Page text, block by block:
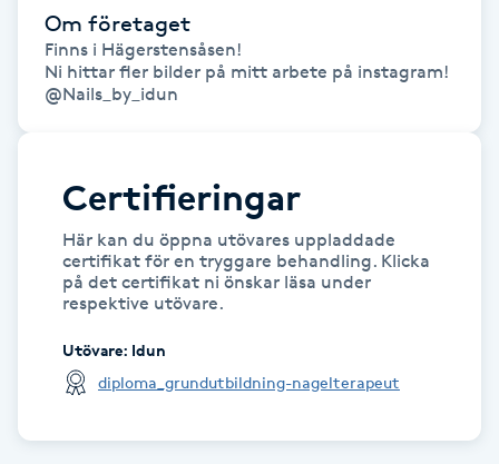
Hollywood Peel
Hot Stone Massage
Hot yoga
Hudföryngring
Huduppstramning
Hyaluronsyra
Hyperhidros
Om företaget
Finns i Hägerstensåsen!
Ni hittar fler bilder på mitt arbete på instagram!
@Nails_by_idun
Certifieringar
Här kan du öppna utövares uppladdade
certifikat för en tryggare behandling. Klicka
på det certifikat ni önskar läsa under
respektive utövare.
Utövare: Idun
diploma_grundutbildning-nagelterapeut